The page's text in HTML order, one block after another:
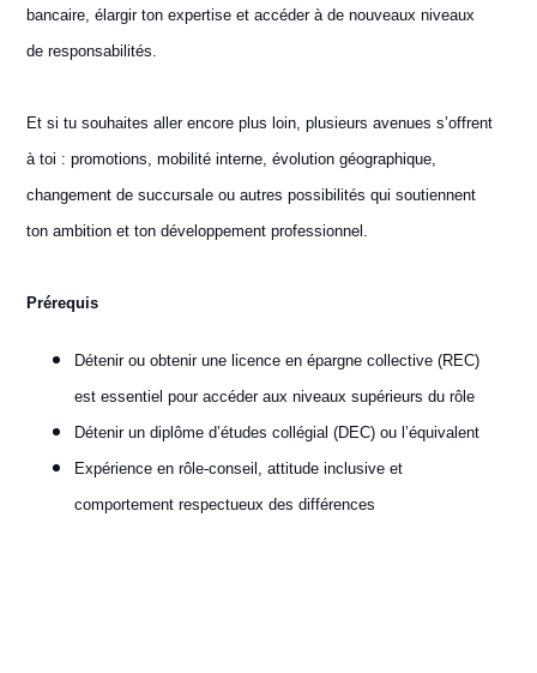
bancaire, élargir ton expertise et accéder à de nouveaux niveaux
de responsabilités.
Et si tu souhaites aller encore plus loin, plusieurs avenues s’offrent
à toi : promotions, mobilité interne, évolution géographique,
changement de succursale ou autres possibilités qui soutiennent
ton ambition et ton développement professionnel.
Prérequis
Détenir ou obtenir une licence en épargne collective (REC)
est essentiel pour accéder aux niveaux supérieurs du rôle
Détenir un diplôme d’études collégial (DEC) ou l’équivalent
Expérience en rôle-conseil, attitude inclusive et
comportement respectueux des différences